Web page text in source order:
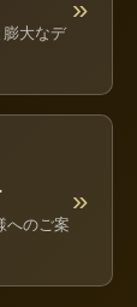
大なデ
»
へのご案
»